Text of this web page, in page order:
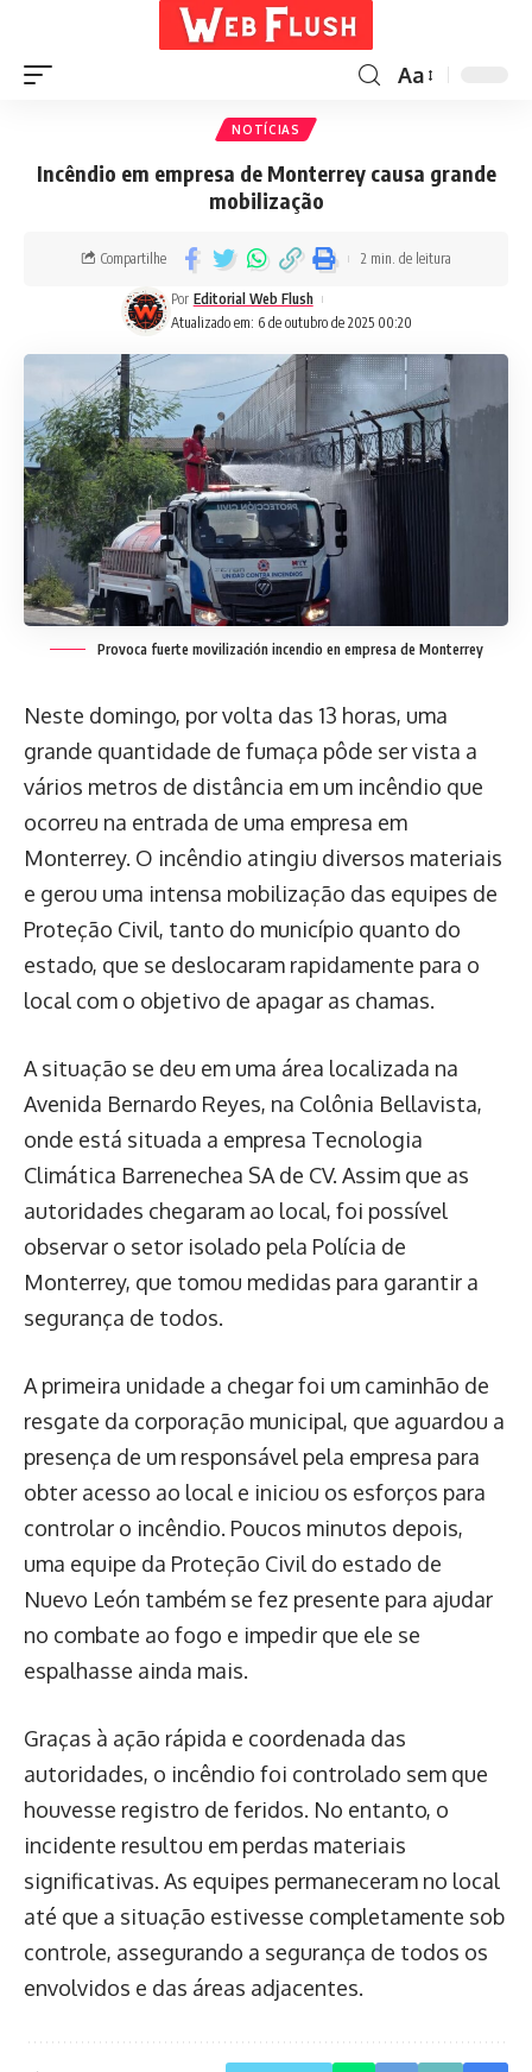
Aa
NOTÍCIAS
Incêndio em empresa de Monterrey causa grande
mobilização
Atualizado em: 6 de outubro de 2025 00:20
Por Editorial Web Flush
Compartilhe 2 min. de leitura
Provoca fuerte movilización incendio en empresa de Monterrey
Neste domingo, por volta das 13 horas, uma
grande quantidade de fumaça pôde ser vista a
vários metros de distância em um incêndio que
ocorreu na entrada de uma empresa em
Monterrey. O incêndio atingiu diversos materiais
e gerou uma intensa mobilização das equipes de
Proteção Civil, tanto do município quanto do
estado, que se deslocaram rapidamente para o
local com o objetivo de apagar as chamas.
A situação se deu em uma área localizada na
Avenida Bernardo Reyes, na Colônia Bellavista,
onde está situada a empresa Tecnologia
Climática Barrenechea SA de CV. Assim que as
autoridades chegaram ao local, foi possível
observar o setor isolado pela Polícia de
Monterrey, que tomou medidas para garantir a
segurança de todos.
A primeira unidade a chegar foi um caminhão de
resgate da corporação municipal, que aguardou a
presença de um responsável pela empresa para
obter acesso ao local e iniciou os esforços para
controlar o incêndio. Poucos minutos depois,
uma equipe da Proteção Civil do estado de
Nuevo León também se fez presente para ajudar
no combate ao fogo e impedir que ele se
espalhasse ainda mais.
Graças à ação rápida e coordenada das
autoridades, o incêndio foi controlado sem que
houvesse registro de feridos. No entanto, o
incidente resultou em perdas materiais
significativas. As equipes permaneceram no local
até que a situação estivesse completamente sob
controle, assegurando a segurança de todos os
envolvidos e das áreas adjacentes.